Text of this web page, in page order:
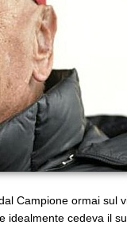
Campione ormai sul
cedeva il